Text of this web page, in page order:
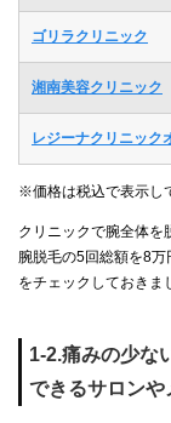
ゴリラクリニック
湘南美容クリニック
レジーナクリニック
※価格は税込で表示し
クリニックで腕全体を
腕脱毛の5回総額を8
をチェックしておきま
1-2.痛みの少な
できるサロンや